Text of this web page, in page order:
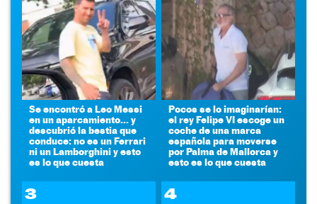
Se encontró a Leo Messi
en un aparcamiento... y
descubrió la bestia que
conduce: no es un Ferrari
ni un Lamborghini y esto
es lo que cuesta
Pocos se lo imaginarían:
el rey Felipe VI escoge un
coche de una marca
española para moverse
por Palma de Mallorca y
esto es lo que cuesta
3 4